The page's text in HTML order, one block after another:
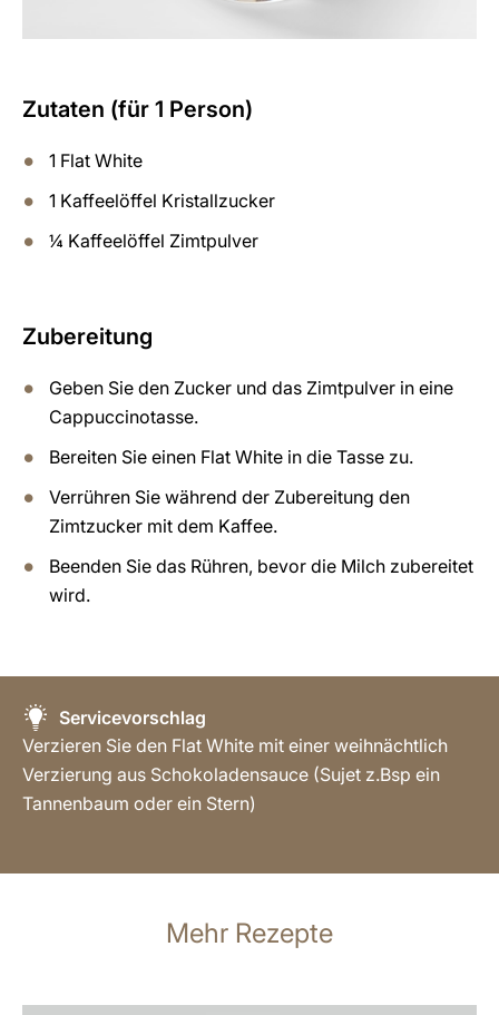
Zutaten (für 1 Person)
1 Flat White
1 Kaffeelöffel Kristallzucker
¼ Kaffeelöffel Zimtpulver
Zubereitung
Geben Sie den Zucker und das Zimtpulver in eine
Cappuccinotasse.
Bereiten Sie einen Flat White in die Tasse zu.
Verrühren Sie während der Zubereitung den
Zimtzucker mit dem Kaffee.
Beenden Sie das Rühren, bevor die Milch zubereitet
wird.
Servicevorschlag
Verzieren Sie den Flat White mit einer weihnächtlich
Verzierung aus Schokoladensauce (Sujet z.Bsp ein
Tannenbaum oder ein Stern)
Mehr Rezepte